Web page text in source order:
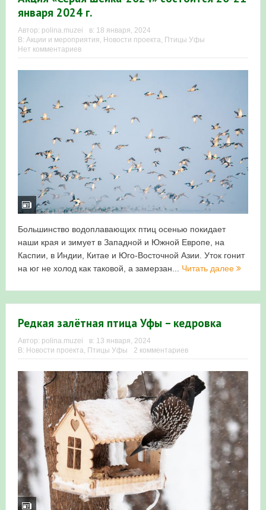
в Республике Башкортостан в 2026 году
января 2024 г.
Автор: polina.muzei в: 18 января, 2024
В: Акции и мероприятия, Новости проекта, Птицы Уфы
Нет комментариев
Большинство водоплавающих птиц осенью покидает
наши края и зимует в Западной и Южной Европе, на
Каспии, в Индии, Китае и Юго-Восточной Азии. Уток гонит
на юг не холод как таковой, а замерзан... Читать далее
Редкая залётная птица Уфы – кедровка
Автор: polina.muzei в: 13 января, 2024
В: Новости проекта, Птицы Уфы 2 комментариев